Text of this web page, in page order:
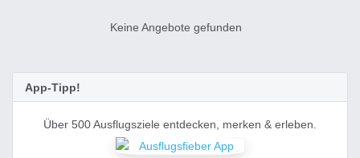
Keine Angebote gefunden
App-Tipp!
Über 500 Ausflugsziele entdecken, merken & erleben.